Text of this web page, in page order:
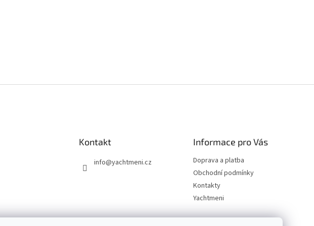
Kontakt
info@yachtmeni.cz
Informace pro Vás
Doprava a platba
Obchodní podmínky
Kontakty
Yachtmeni